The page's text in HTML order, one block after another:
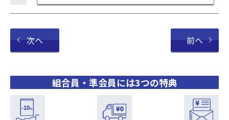
組合員・準会員には3つの特典
次へ 前へ